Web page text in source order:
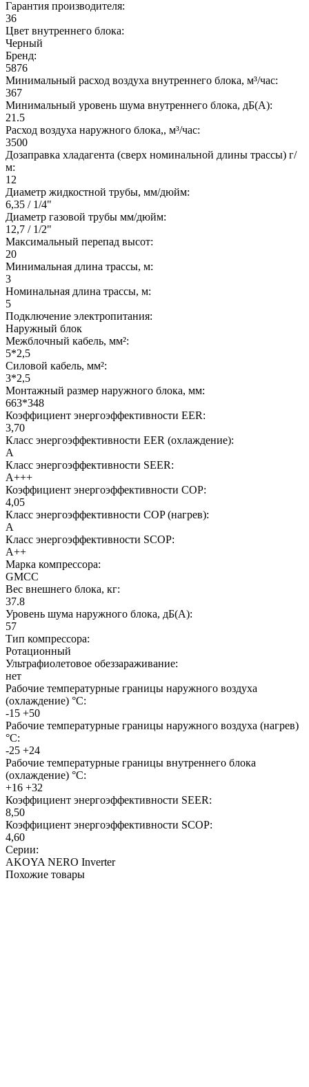
Гарантия производителя:
36
Цвет внутреннего блока:
Черный
Бренд:
5876
Минимальный расход воздуха внутреннего блока, м³/час:
367
Минимальный уровень шума внутреннего блока, дБ(А):
21.5
Расход воздуха наружного блока,, м³/час:
3500
Дозаправка хладагента (сверх номинальной длины трассы) г/
м:
12
Диаметр жидкостной трубы, мм/дюйм:
6,35 / 1/4"
Диаметр газовой трубы мм/дюйм:
12,7 / 1/2"
Максимальный перепад высот:
20
Минимальная длина трассы, м:
3
Номинальная длина трассы, м:
5
Подключение электропитания:
Наружный блок
Межблочный кабель, мм²:
5*2,5
Силовой кабель, мм²:
3*2,5
Монтажный размер наружного блока, мм:
663*348
Коэффициент энергоэффективности EER:
3,70
Класс энергоэффективности EER (охлаждение):
A
Класс энергоэффективности SEER:
A+++
Коэффициент энергоэффективности COP:
4,05
Класс энергоэффективности COP (нагрев):
A
Класс энергоэффективности SCOP:
A++
Марка компрессора:
GMCC
Вес внешнего блока, кг:
37.8
Уровень шума наружного блока, дБ(А):
57
Тип компрессора:
Ротационный
Ультрафиолетовое обеззараживание:
нет
Рабочие температурные границы наружного воздуха
(охлаждение) °C:
-15 +50
Рабочие температурные границы наружного воздуха (нагрев)
°C:
-25 +24
Рабочие температурные границы внутреннего блока
(охлаждение) °C:
+16 +32
Коэффициент энергоэффективности SEER:
8,50
Коэффициент энергоэффективности SCOP:
4,60
Серии:
AKOYA NERO Inverter
Похожие товары